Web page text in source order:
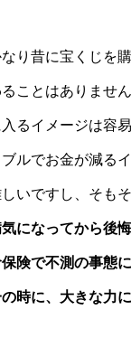
り昔に宝くじを
ことはありませ
るイメージは容易
ルでお金が減る
いですし、そも
になってから後
険で不測の事態に
時に、大きな力